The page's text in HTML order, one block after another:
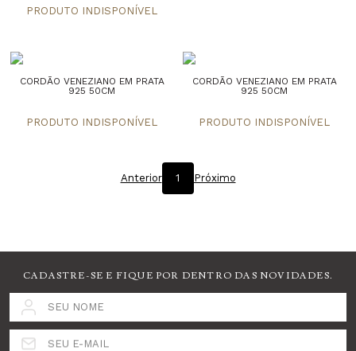
CORDÃO VENEZIANO EM PRATA
925 50CM
CORDÃO VENEZIANO EM PRATA
925 50CM
Anterior 1 Próximo
CADASTRE-SE E FIQUE POR DENTRO DAS NOVIDADES.
SEU NOME
SEU E-MAIL